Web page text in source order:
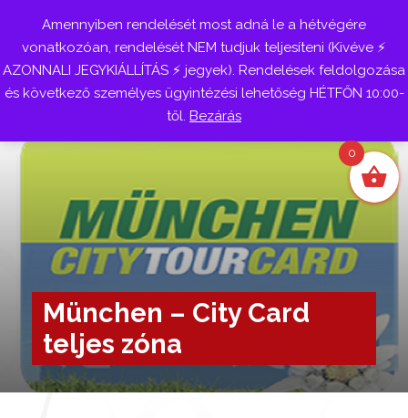
Belépés
München – City Card
teljes zóna
Amennyiben rendelését most adná le a hétvégére
vonatkozóan, rendelését NEM tudjuk teljesíteni (Kivéve ⚡
AZONNALI JEGYKIÁLLÍTÁS ⚡ jegyek). Rendelések feldolgozása
és következő személyes ügyintézési lehetőség HÉTFŐN 10:00-
től. Bezárás
0